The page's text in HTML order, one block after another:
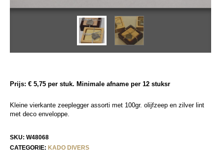
Prijs: € 5,75 per stuk. Minimale afname per 12 stuksr
Kleine vierkante zeeplegger assorti met 100gr. olijfzeep en zilver lint
met deco enveloppe.
SKU: W48068
CATEGORIE: KADO DIVERS